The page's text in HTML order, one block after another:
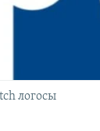
логосы